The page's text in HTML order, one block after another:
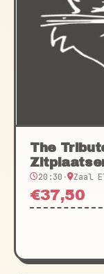
The
20:30 · Zaal
€37,50